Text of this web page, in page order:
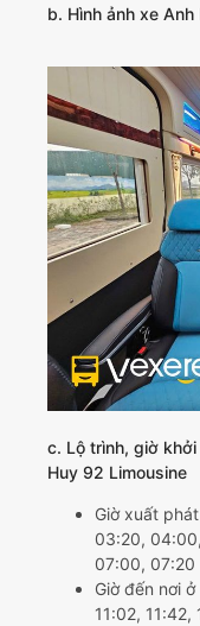
b. Hình ảnh xe
c. Lộ trình, giờ
Huy 92 Limousine
Giờ xuất
03:20,
07:00, 07:20
Giờ đến nơi
11:02, 11:42,